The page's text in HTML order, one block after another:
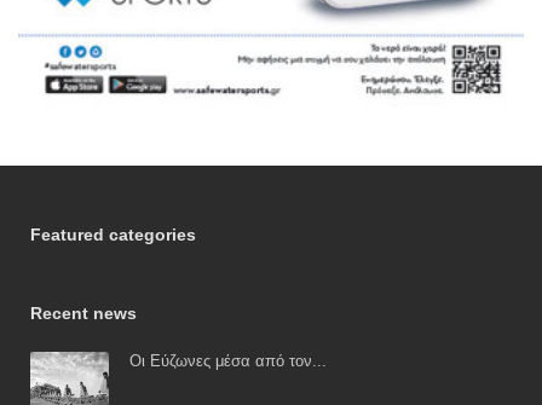
Featured categories
Recent news
Οι Εύζωνες μέσα από τον...